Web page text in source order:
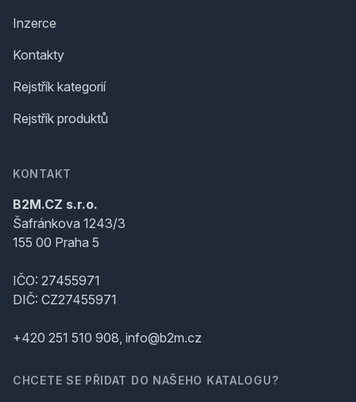
Inzerce
Kontakty
Rejstřík kategorií
Rejstřík produktů
KONTAKT
B2M.CZ s.r.o.
Šafránkova 1243/3
155 00 Praha 5
IČO: 27455971
DIČ: CZ27455971
+420 251 510 908, info@b2m.cz
CHCETE SE PŘIDAT DO NAŠEHO KATALOGU?